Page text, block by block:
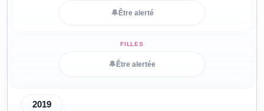
🔔 Être alerté
🔔 Être alertée
2019